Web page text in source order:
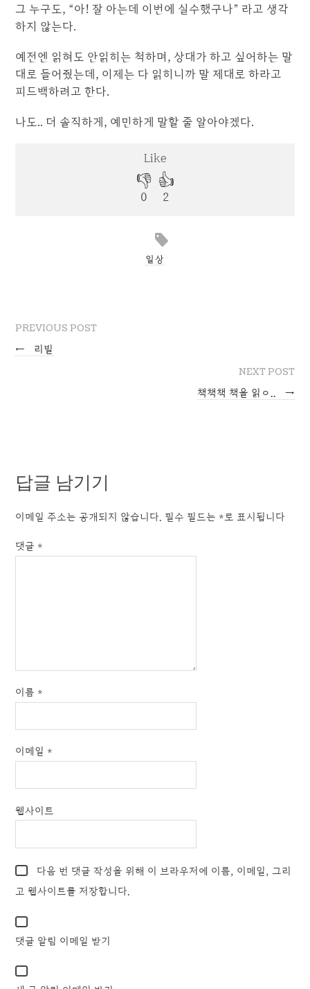
그 누구도, “아! 잘 아는데 이번에 실수했구나” 라고 생각
하지 않는다.
예전엔 읽혀도 안읽히는 척하며, 상대가 하고 싶어하는 말
대로 들어줬는데, 이제는 다 읽히니까 말 제대로 하라고
피드백하려고 한다.
나도.. 더 솔직하게, 예민하게 말할 줄 알아야겠다.
일상
PREVIOUS POST
← 리빌
NEXT POST
책책책 책을 읽ㅇ.. →
답글 남기기
이메일 주소는 공개되지 않습니다. 필수 필드는 *로 표시됩니다
댓글 *
이름 *
이메일 *
웹사이트
다음 번 댓글 작성을 위해 이 브라우저에 이름, 이메일, 그리
고 웹사이트를 저장합니다.
댓글 알림 이메일 받기